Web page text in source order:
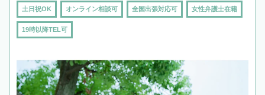
土日祝OK オンライン相談可 全国出張対応可 女性弁護士在籍
19時以降TEL可